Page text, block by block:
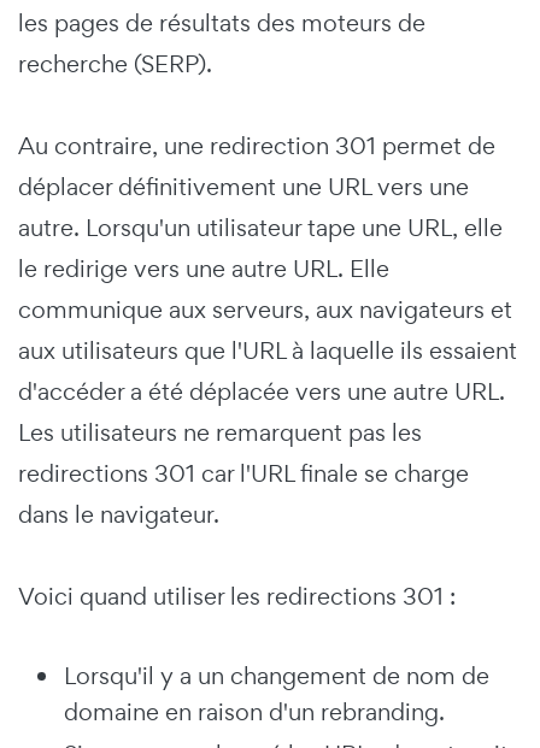
les pages de résultats des moteurs de
recherche (SERP).
Au contraire, une redirection 301 permet de
déplacer définitivement une URL vers une
autre. Lorsqu'un utilisateur tape une URL, elle
le redirige vers une autre URL. Elle
communique aux serveurs, aux navigateurs et
aux utilisateurs que l'URL à laquelle ils essaient
d'accéder a été déplacée vers une autre URL.
Les utilisateurs ne remarquent pas les
redirections 301 car l'URL finale se charge
dans le navigateur.
Voici quand utiliser les redirections 301 :
Lorsqu'il y a un changement de nom de
domaine en raison d'un rebranding.